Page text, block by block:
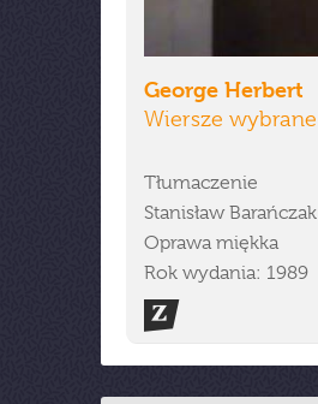
George Herbert
Wiersze wybrane
Tłumaczenie
Stanisław Barańczak
Oprawa miękka
Rok wydania: 1989